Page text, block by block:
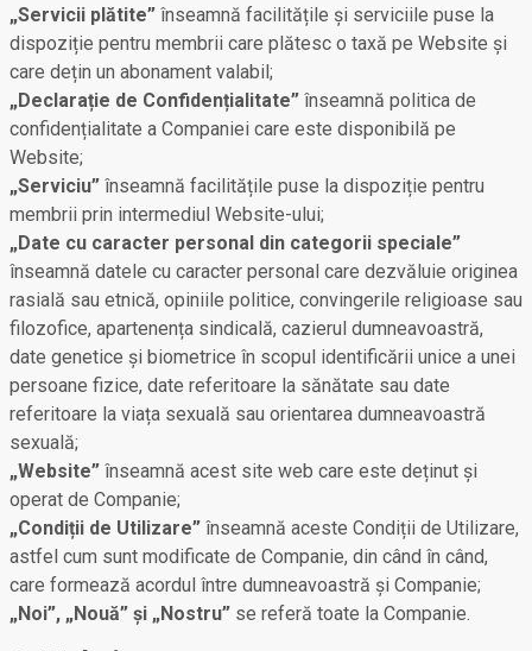
„Servicii plătite” înseamnă facilitățile și serviciile puse la
dispoziție pentru membrii care plătesc o taxă pe Website și
care dețin un abonament valabil;
„Declarație de Confidențialitate” înseamnă politica de
confidențialitate a Companiei care este disponibilă pe
Website;
„Serviciu” înseamnă facilitățile puse la dispoziție pentru
membrii prin intermediul Website-ului;
„Date cu caracter personal din categorii speciale”
înseamnă datele cu caracter personal care dezvăluie originea
rasială sau etnică, opiniile politice, convingerile religioase sau
filozofice, apartenența sindicală, cazierul dumneavoastră,
date genetice și biometrice în scopul identificării unice a unei
persoane fizice, date referitoare la sănătate sau date
referitoare la viața sexuală sau orientarea dumneavoastră
sexuală;
„Website” înseamnă acest site web care este deținut și
operat de Companie;
„Condiții de Utilizare” înseamnă aceste Condiții de Utilizare,
astfel cum sunt modificate de Companie, din când în când,
care formează acordul între dumneavoastră și Companie;
„Noi”, „Nouă” și „Nostru” se referă toate la Companie.